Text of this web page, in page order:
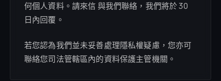
何個人資料。請來信 與我們聯絡，我們將於 30
日內回覆。
若您認為我們並未妥善處理隱私權疑慮，您亦可
聯絡您司法管轄區內的資料保護主管機關。